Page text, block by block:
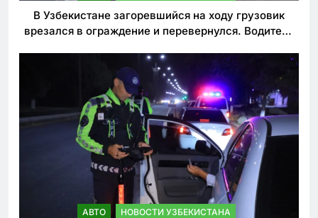
В Узбекистане загоревшийся на ходу грузовик
врезался в ограждение и перевернулся. Водитель
АВТО НОВОСТИ УЗБЕКИСТАНА